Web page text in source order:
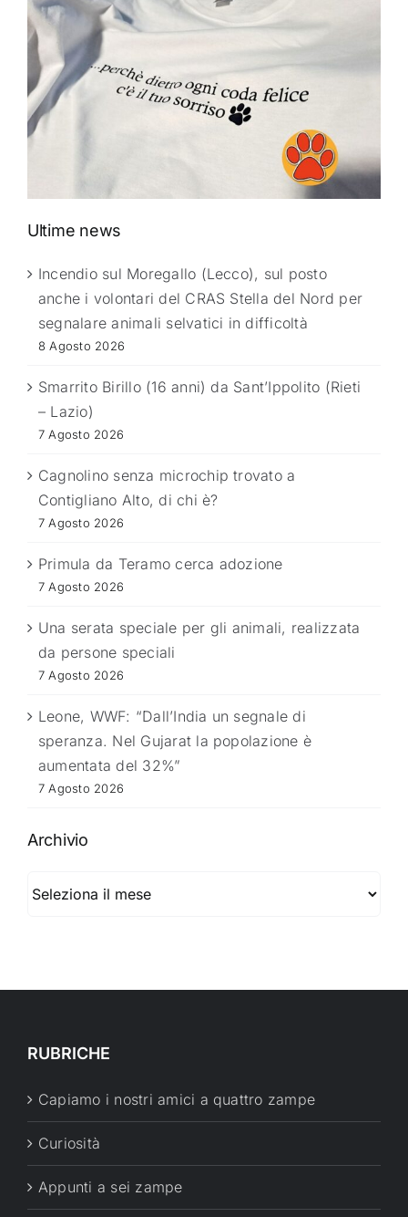
Ultime news
Incendio sul Moregallo (Lecco), sul posto
anche i volontari del CRAS Stella del Nord per
segnalare animali selvatici in difficoltà
8 Agosto 2026
Smarrito Birillo (16 anni) da Sant’Ippolito (Rieti
– Lazio)
7 Agosto 2026
Cagnolino senza microchip trovato a
Contigliano Alto, di chi è?
7 Agosto 2026
Primula da Teramo cerca adozione
7 Agosto 2026
Una serata speciale per gli animali, realizzata
da persone speciali
7 Agosto 2026
Leone, WWF: “Dall’India un segnale di
speranza. Nel Gujarat la popolazione è
aumentata del 32%”
7 Agosto 2026
Archivio
RUBRICHE
Capiamo i nostri amici a quattro zampe
Curiosità
Appunti a sei zampe